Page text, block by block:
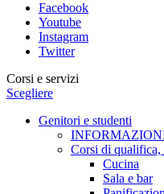
Facebook
Youtube
Instagram
Twitter
Corsi e servizi
Scegliere
Genitori e studenti
Corsi di
Cucina
Sala e bar